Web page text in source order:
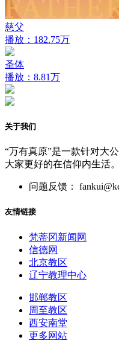
慈父
播放：182.75万
圣体
播放：8.81万
关于我们
“万有真原”是一款针对大
大家更好的在信仰内生活。
问题反馈：
友情链接
梵蒂冈新闻网
信德网
北京教区
辽宁教理中心
邯郸教区
周至教区
西安南堂
更多网站